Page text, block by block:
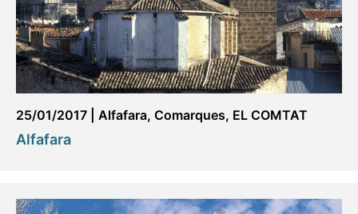
25/01/2017 Alfafara, Comarques, EL COMTAT
Alfafara